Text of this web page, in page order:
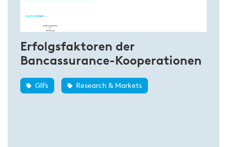
Erfolgsfaktoren der
Bancassurance-Kooperationen
GIFs Research & Markets